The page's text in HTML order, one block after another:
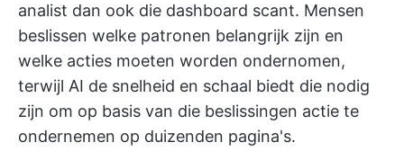
analist dan ook die dashboard scant. Mensen
beslissen welke patronen belangrijk zijn en
welke acties moeten worden ondernomen,
terwijl AI de snelheid en schaal biedt die nodig
zijn om op basis van die beslissingen actie te
ondernemen op duizenden pagina's.